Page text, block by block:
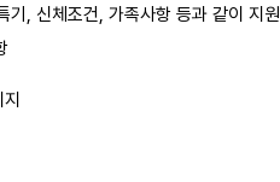
기, 신체조건, 가족사항 등과 같이 지